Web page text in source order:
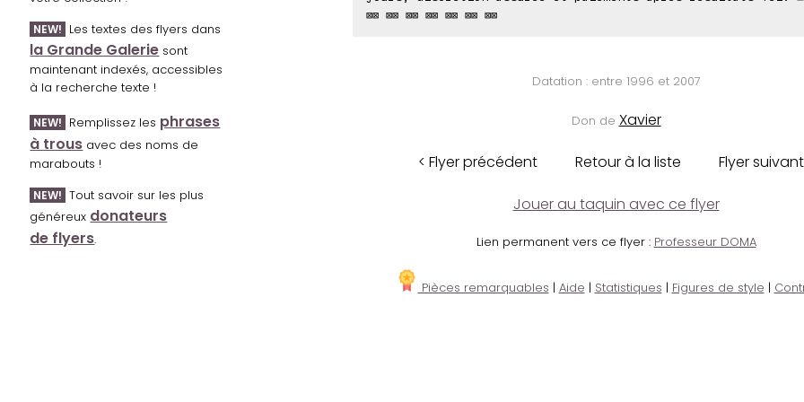
NEW! Les textes des flyers dans
la Grande Galerie sont
maintenant indexés, accessibles
à la recherche texte !
NEW! Remplissez les phrases
à trous avec des noms de
marabouts !
NEW! Tout savoir sur les plus
généreux donateurs
de flyers.
⊠⊠ ⊠⊠ ⊠⊠ ⊠⊠ ⊠⊠ ⊠⊠ ⊠⊠
Datation : entre 1996 et 2007
Don de Xavier
< Flyer précédent Retour à la liste Flyer
Jouer au taquin avec ce flyer
Lien permanent vers ce flyer : Professeur DOMA
Pièces remarquables | Aide | Statistiques | Figures de style |